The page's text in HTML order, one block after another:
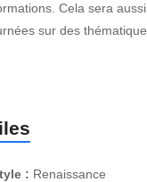
Cela sera
sur des
: Renaissance